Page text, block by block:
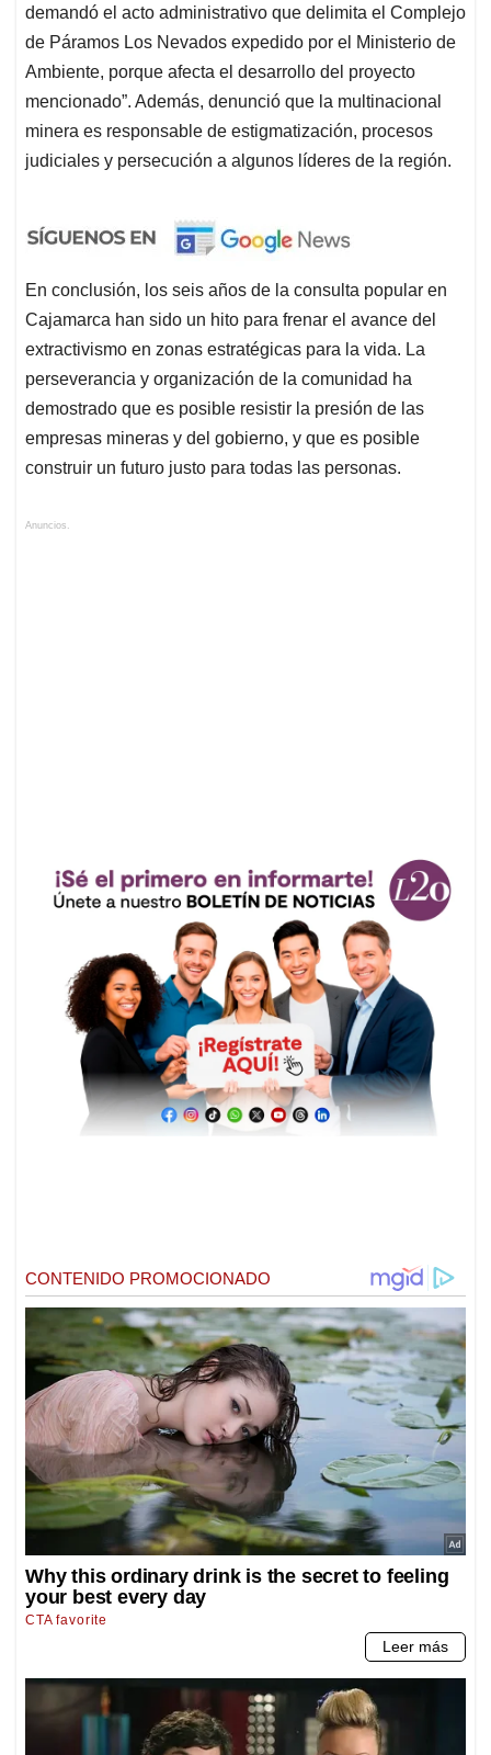
demandó el acto administrativo que delimita el Complejo
de Páramos Los Nevados expedido por el Ministerio de
Ambiente, porque afecta el desarrollo del proyecto
mencionado”. Además, denunció que la multinacional
minera es responsable de estigmatización, procesos
judiciales y persecución a algunos líderes de la región.
En conclusión, los seis años de la consulta popular en
Cajamarca han sido un hito para frenar el avance del
extractivismo en zonas estratégicas para la vida. La
perseverancia y organización de la comunidad ha
demostrado que es posible resistir la presión de las
empresas mineras y del gobierno, y que es posible
construir un futuro justo para todas las personas.
Anuncios.